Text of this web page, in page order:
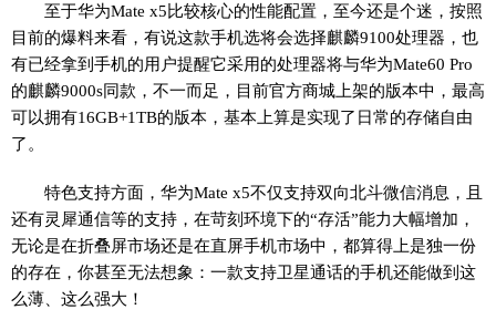
至于华为Mate x5比较核心的性能配置，至今还是个迷，按照
目前的爆料来看，有说这款手机选将会选择麒麟9100处理器，也
有已经拿到手机的用户提醒它采用的处理器将与华为Mate60 Pro
的麒麟9000s同款，不一而足，目前官方商城上架的版本中，最高
可以拥有16GB+1TB的版本，基本上算是实现了日常的存储自由
了。
特色支持方面，华为Mate x5不仅支持双向北斗微信消息，且
还有灵犀通信等的支持，在苛刻环境下的“存活”能力大幅增加，
无论是在折叠屏市场还是在直屏手机市场中，都算得上是独一份
的存在，你甚至无法想象：一款支持卫星通话的手机还能做到这
么薄、这么强大！